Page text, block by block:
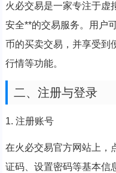
火必交易是一家专注于虚
安全**的交易服务。用户
币的买卖交易，并享受到
行情等功能。
二、注册与登录
1. 注册账号
在火必交易官方网站上，
证码、设置密码等基本信